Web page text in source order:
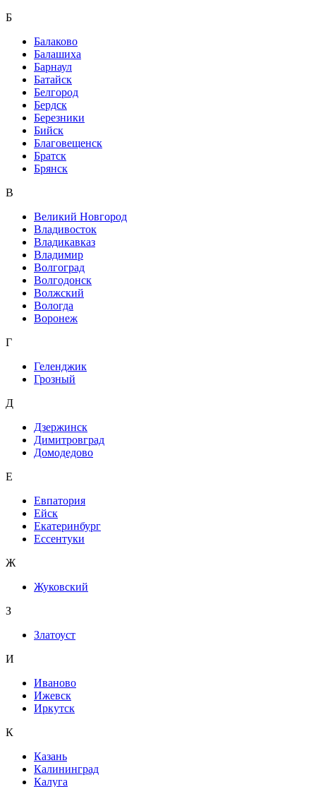
Б
Балаково
Балашиха
Барнаул
Батайск
Белгород
Бердск
Березники
Бийск
Благовещенск
Братск
Брянск
В
Великий Новгород
Владивосток
Владикавказ
Владимир
Волгоград
Волгодонск
Волжский
Вологда
Воронеж
Г
Геленджик
Грозный
Д
Дзержинск
Димитровград
Домодедово
Е
Евпатория
Ейск
Екатеринбург
Ессентуки
Ж
Жуковский
З
Златоуст
И
Иваново
Ижевск
Иркутск
К
Казань
Калининград
Калуга